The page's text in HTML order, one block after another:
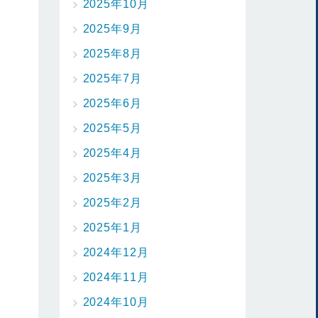
2025年10月
2025年9月
2025年8月
2025年7月
2025年6月
2025年5月
2025年4月
2025年3月
2025年2月
2025年1月
2024年12月
2024年11月
2024年10月